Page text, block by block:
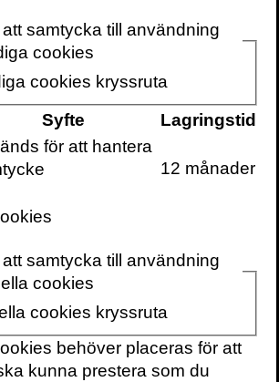
jag av Erik Blix i P4 Extra
på hur nudging kan
vändas mot oss:
samtycka till användning
cookies
cookies kryssruta
Syfte Lagringstid
för att hantera
12 månader
samtycka till användning
cookies
cookies kryssruta
behöver placeras för att
kunna prestera som du